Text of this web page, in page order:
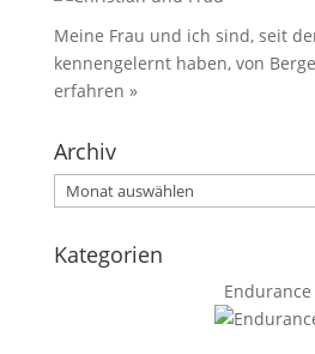
Meine Frau und ich sind, seit
kennengelernt haben, von
erfahren »
Archiv
Archiv
Kategorien
Endurance